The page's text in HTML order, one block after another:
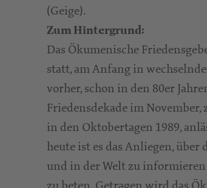
(Geige).
Zum Hintergrund:
Das Ökumenische
statt, am Anfang in
vorher, schon in den 80er
Friedensdekade im November,
in den Oktobertagen 1989,
heute ist es das Anliegen,
und in der Welt zu